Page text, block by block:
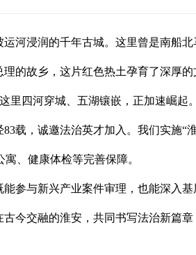
运河浸润的千年古城。这里曾是南船
理的故乡，这片红色热土孕育了深厚
里 四河穿城、五湖镶嵌，正加速崛起
83载，诚邀法治英才加入。我们实施
、健康体检等完善保障。
能参与新兴产业案件审理，也能深入
古今交融的淮安，共同书写法治新篇